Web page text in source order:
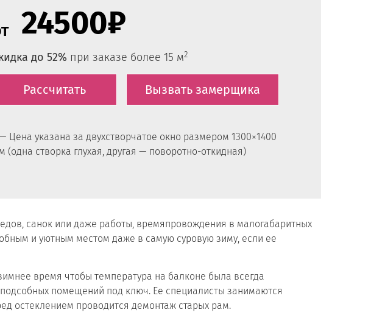
24500₽
до 52% при заказе более 15 м2
Рассчитать Вызвать замерщика
Цена указана за двухстворчатое окно размером 1300×1400
(одна створка глухая, другая — поворотно-откидная)
санок или даже работы, времяпровождения в малогабаритных
и уютным местом даже в самую суровую зиму, если ее
время чтобы температура на балконе была всегда
помещений под ключ. Ее специалисты занимаются
остеклением проводится демонтаж старых рам.